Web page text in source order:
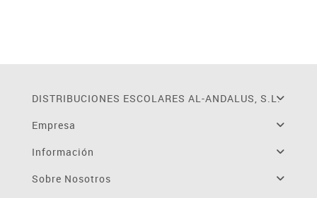
DISTRIBUCIONES ESCOLARES AL-ANDALUS, S.L.
Empresa
Información
Sobre Nosotros